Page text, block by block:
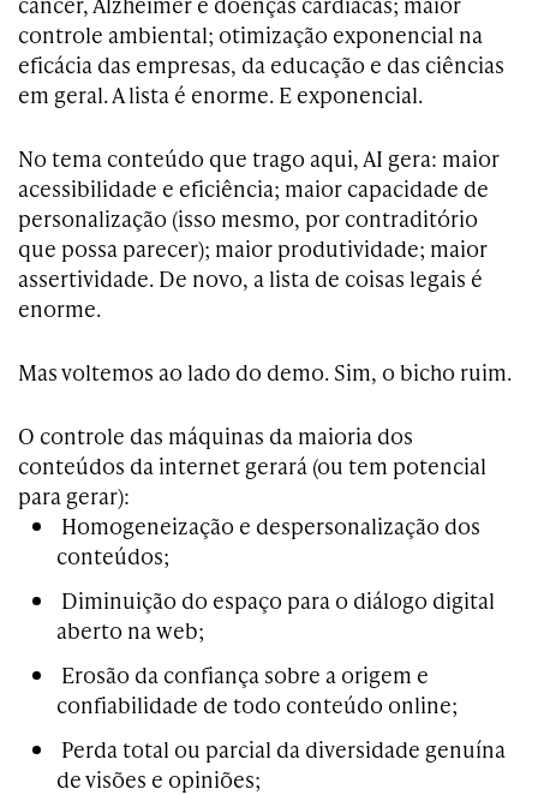
controle ambiental; otimização exponencial na
eficácia das empresas, da educação e das ciências
em geral. A lista é enorme. E exponencial.
No tema conteúdo que trago aqui, AI gera: maior
acessibilidade e eficiência; maior capacidade de
personalização (isso mesmo, por contraditório
que possa parecer); maior produtividade; maior
assertividade. De novo, a lista de coisas legais é
enorme.
Mas voltemos ao lado do demo. Sim, o bicho ruim.
O controle das máquinas da maioria dos
conteúdos da internet gerará (ou tem potencial
para gerar):
Homogeneização e despersonalização dos
conteúdos;
Diminuição do espaço para o diálogo digital
aberto na web;
Erosão da confiança sobre a origem e
confiabilidade de todo conteúdo online;
Perda total ou parcial da diversidade genuína
de visões e opiniões;